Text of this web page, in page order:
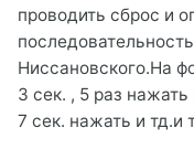
проводить сброс и
Ниссановского.На
3 сек. , 5 раз нажать
7 сек. нажать и тд.и